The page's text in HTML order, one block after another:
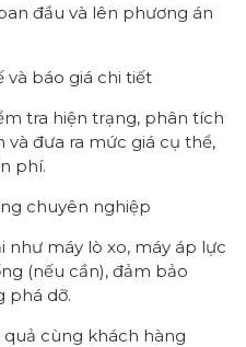
đầu và lên phương án
và báo giá chi tiết
tra hiện trạng, phân tích
đưa ra mức giá cụ thể,
phí.
chuyên nghiệp
như máy lò xo, máy áp lực
(nếu cần), đảm bảo
phá dỡ.
cùng khách hàng